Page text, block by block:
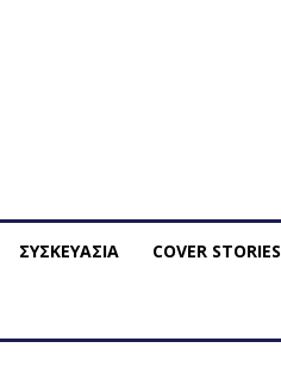
ΣΥΣΚΕΥΑΣΙΑ COVER STORIES